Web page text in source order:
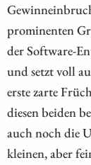
prominenten
der Software-
und setzt voll
erste zarte
diesen beiden
auch noch die
kleinen, aber